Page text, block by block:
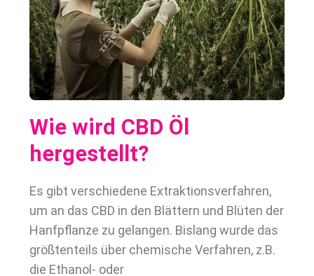
Wie wird CBD Öl
hergestellt?
Es gibt verschiedene Extraktionsverfahren,
um an das CBD in den Blättern und Blüten der
Hanfpflanze zu gelangen. Bislang wurde das
größtenteils über chemische Verfahren, z.B.
die Ethanol- oder